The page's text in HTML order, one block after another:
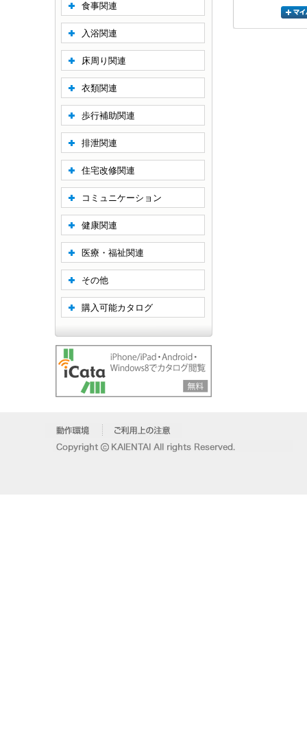
食事関連
入浴関連
床周り関連
衣類関連
歩行補助関連
排泄関連
住宅改修関連
コミュニケーション
健康関連
医療・福祉関連
その他
購入可能カタログ